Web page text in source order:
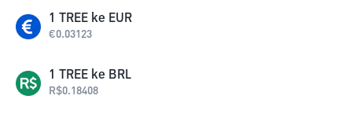
1 TREE ke EUR
€0.03123
1 TREE ke BRL
R$0.18408